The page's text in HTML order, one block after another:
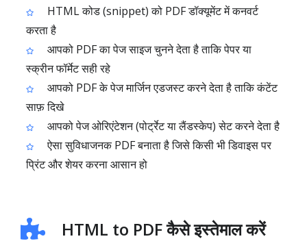
HTML कोड (snippet) को PDF डॉक्यूमेंट में कनवर्ट
करता है
आपको PDF का पेज साइज चुनने देता है ताकि पेपर या
स्क्रीन फॉर्मेट सही रहे
आपको PDF के पेज मार्जिन एडजस्ट करने देता है ताकि कंटेंट
साफ़ दिखे
आपको पेज ओरिएंटेशन (पोर्ट्रेट या लैंडस्केप) सेट करने देता है
ऐसा सुविधाजनक PDF बनाता है जिसे किसी भी डिवाइस पर
प्रिंट और शेयर करना आसान हो
HTML to PDF कैसे इस्तेमाल करें